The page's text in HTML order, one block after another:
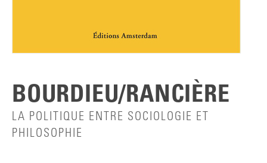
BOURDIEU/RANCIÈRE
LA POLITIQUE ENTRE SOCIOLOGIE ET
PHILOSOPHIE